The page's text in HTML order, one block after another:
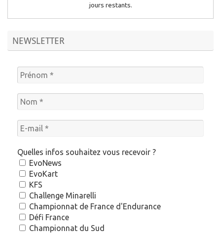
jours restants.
NEWSLETTER
Quelles infos souhaitez vous recevoir ?
EvoNews
EvoKart
KFS
Challenge Minarelli
Championnat de France d'Endurance
Défi France
Championnat du Sud